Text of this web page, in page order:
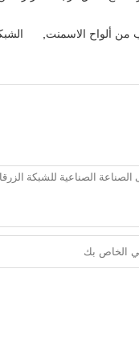
من ألواح الاسمنت